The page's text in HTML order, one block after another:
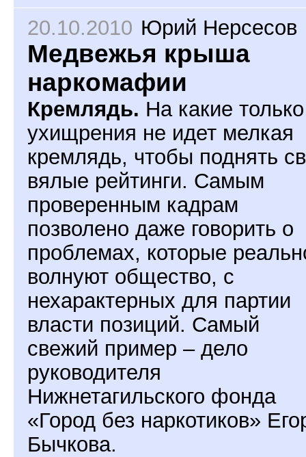
20.10.2010 Юрий Нерсесов
Медвежья крыша
наркомафии
Кремлядь. На какие только
ухищрения не идет мелкая
кремлядь, чтобы поднять
вялые рейтинги. Самым
проверенным кадрам
позволено даже говорить о
проблемах, которые
волнуют общество, с
нехарактерных для партии
власти позиций. Самый
свежий пример – дело
руководителя
Нижнетагильского фонда
«Город без наркотиков»
Бычкова.